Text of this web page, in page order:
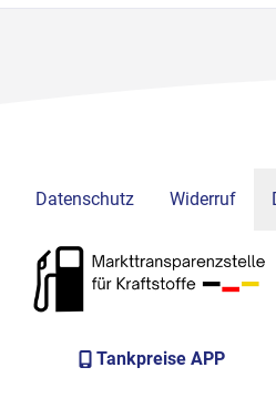
Datenschutz Widerruf
Tankpreise APP